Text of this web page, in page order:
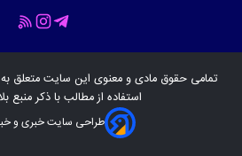
تمامی حقوق مادی و معنوی این سایت متعلق
استفاده از مطالب با ذکر منبع
طراحی سایت خبری و